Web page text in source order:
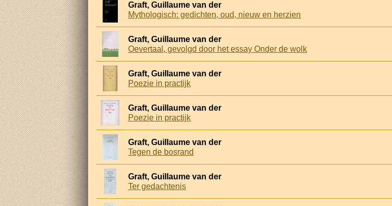
Graft, Guillaume van der
Mythologisch: gedichten, oud, nieuw en herzien
Graft, Guillaume van der
Oevertaal, gevolgd door het essay Onder de wolk
Graft, Guillaume van der
Poezie in practijk
Graft, Guillaume van der
Poezie in practijk
Graft, Guillaume van der
Tegen de bosrand
Graft, Guillaume van der
Ter gedachtenis